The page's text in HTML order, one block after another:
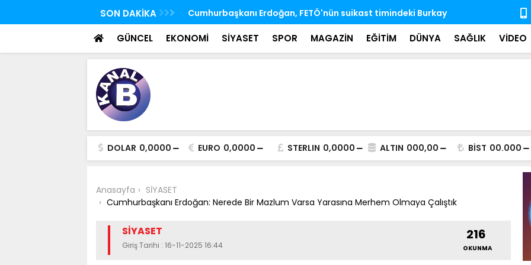
SON DAKİKA
FETÖ'nün suikast timindeki Burkay
TBMM Genel Kurulu'nda ihtisas komisyonlarındaki boş üyeliklere
seçim yapıldı
MSB:
almaya
GÜNCEL EKONOMİ SİYASET SPOR MAGAZİN EĞİTİM DÜNYA SAĞLIK VİDEO
DOLAR 0,0000 EURO 0,0000 STERLIN 0,0000 ALTIN 000,00 BİST 00.000
Anasayfa
SİYASET
Cumhurbaşkanı Erdoğan: Nerede Bir Mazlum Varsa Yarasına Merhem Olmaya Çalıştık
SİYASET
Giriş Tarihi : 16-11-2025 16:44
216
OKUNMA